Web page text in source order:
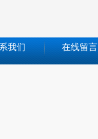
我们 在线留言